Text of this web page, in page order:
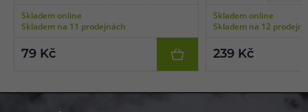
Skladem online
Skladem na 11 prodejnách
79 Kč
Ice. Hlavní složkou je
jemně natrpklé kiwi,
Vše je potom v závěru
Skladem online
Skladem na 12
239 Kč